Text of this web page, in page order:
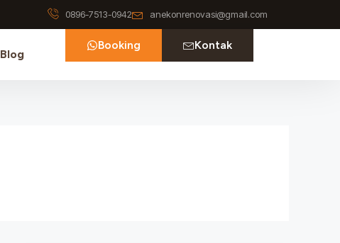
0896-7513-0942 anekonrenovasi@gmail.com
Blog
Booking Kontak